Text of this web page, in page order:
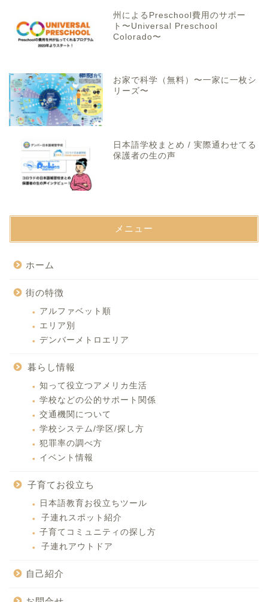
州によるPreschool費用のサポー
ト〜Universal Preschool
Colorado〜
お家で科学（無料）〜一家に一枚シ
リーズ〜
日本語学校まとめ / 実際通わせてる
保護者の生の声
メニュー
ホーム
街の特徴
アルファベット順
エリア別
デンバーメトロエリア
暮らし情報
知って役立つアメリカ生活
学校などの公的サポート関係
交通機関について
学校システム/学区/探し方
犯罪率の調べ方
イベント情報
子育てお役立ち
日本語教育お役立ちツール
子連れスポット紹介
子育てコミュニティの探し方
子連れアウトドア
自己紹介